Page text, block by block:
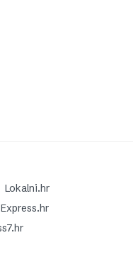
Lokalni.hr
Express.hr